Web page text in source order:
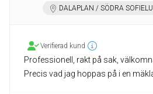
DALAPLAN / SÖDRA
Verifierad kund
Professionell, rakt på sak,
Precis vad jag hoppas på i en